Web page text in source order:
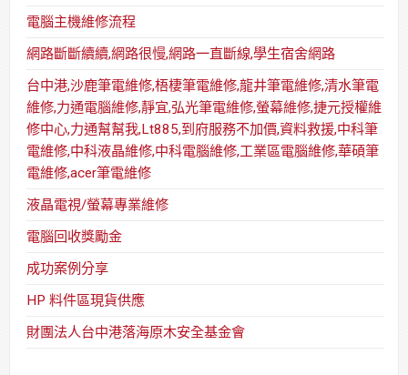
電腦主機維修流程
網路斷斷續續,網路很慢,網路一直斷線,學生宿舍網路
台中港,沙鹿筆電維修,梧棲筆電維修,龍井筆電維修,清水筆電
維修,力通電腦維修,靜宜,弘光筆電維修,螢幕維修,捷元授權維
修中心,力通幫幫我,Lt885,到府服務不加價,資料救援,中科筆
電維修,中科液晶維修,中科電腦維修,工業區電腦維修,華碩筆
電維修,acer筆電維修
液晶電視/螢幕專業維修
電腦回收獎勵金
成功案例分享
HP 料件區現貨供應
財團法人台中港落海原木安全基金會